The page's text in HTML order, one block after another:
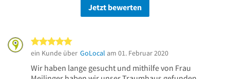
Jetzt bewerten
ein Kunde über GoLocal am 01. Februar 2020
Wir haben lange gesucht und mithilfe von Frau